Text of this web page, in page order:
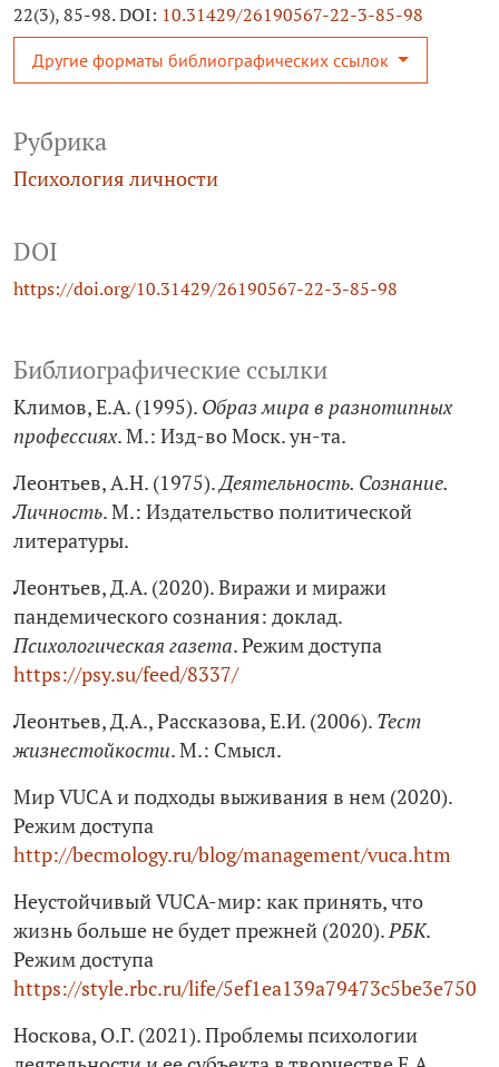
Рубрика
Психология личности
DOI
https://doi.org/10.31429/26190567-22-3-85-98
22(3), 85-98. DOI: 10.31429/26190567-22-3-85-98
Другие форматы библиографических ссылок
Библиографические ссылки
Климов, Е.А. (1995). Образ мира в разнотипных
профессиях. М.: Изд-во Моск. ун-та.
Леонтьев, А.Н. (1975).Деятельность. Сознание.
Личность. М.: Издательство политической
литературы.
Леонтьев, Д.А. (2020). Виражи и миражи
пандемического сознания: доклад.
Психологическая газета. Режим доступа
https://psy.su/feed/8337/
Леонтьев, Д.А., Рассказова, Е.И. (2006). Тест
жизнестойкости. М.: Смысл.
Мир VUCA и подходы выживания в нем (2020).
Режим доступа
http://becmology.ru/blog/management/vuca.htm
Неустойчивый VUCA-мир: как принять, что
жизнь больше не будет прежней (2020).РБК.
Режим доступа
https://style.rbc.ru/life/5ef1ea139a79473c5be3e750
Носкова, О.Г. (2021). Проблемы психологии